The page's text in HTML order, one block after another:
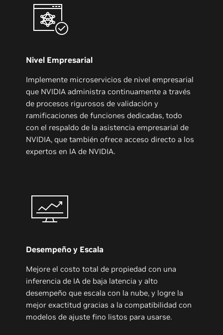
Nivel Empresarial
Implemente microservicios de nivel empresarial
que NVIDIA administra continuamente a través
de procesos rigurosos de validación y
ramificaciones de funciones dedicadas, todo
con el respaldo de la asistencia empresarial de
NVIDIA, que también ofrece acceso directo a los
expertos en IA de NVIDIA.
Desempeño y Escala
Mejore el costo total de propiedad con una
inferencia de IA de baja latencia y alto
desempeño que escala con la nube, y logre la
mejor exactitud gracias a la compatibilidad con
modelos de ajuste fino listos para usarse.